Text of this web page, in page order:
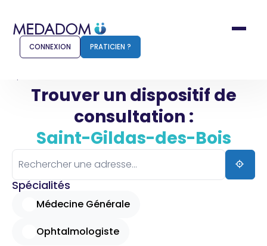
Comment ça marche ?
Pharmacien
Connexion
CONNEXION PRATICIEN ?
Trouver un dispositif de
consultation :
Saint-Gildas-des-Bois
Spécialités
Médecine Générale
Ophtalmologiste